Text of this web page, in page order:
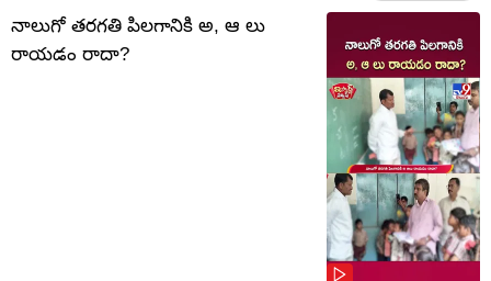
నాలుగో త‌ర‌గతి పిలగానికి అ, ఆ లు
రాయ‌డం రాదా?